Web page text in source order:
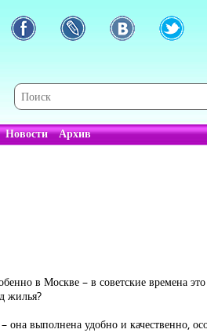
Новости Архив
в Москве – в советские времена
жилья?
она выполнена удобно и качественно,